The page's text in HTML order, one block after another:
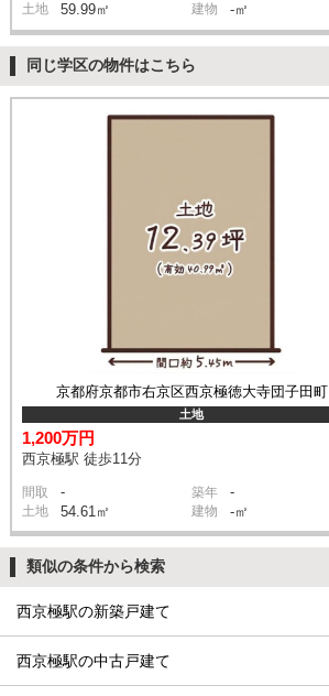
土地 59.99㎡ 建物 -㎡
同じ学区の物件はこちら
京都府京都市右京区西京極徳大寺団子田町
土地
1,200万円
西京極駅 徒歩11分
間取 - 築年 -
土地 54.61㎡ 建物 -㎡
類似の条件から検索
西京極駅の新築戸建て
西京極駅の中古戸建て